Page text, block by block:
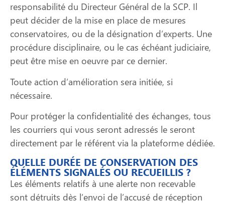
responsabilité du Directeur Général de la SCP. Il
peut décider de la mise en place de mesures
conservatoires, ou de la désignation d’experts. Une
procédure disciplinaire, ou le cas échéant judiciaire,
peut être mise en oeuvre par ce dernier.
Toute action d’amélioration sera initiée, si
nécessaire.
Pour protéger la confidentialité des échanges, tous
les courriers qui vous seront adressés le seront
directement par le référent via la plateforme dédiée.
QUELLE DURÉE DE CONSERVATION DES
ÉLÉMENTS SIGNALÉS OU RECUEILLIS ?
Les éléments relatifs à une alerte non recevable
sont détruits dès l’envoi de l’accusé de réception